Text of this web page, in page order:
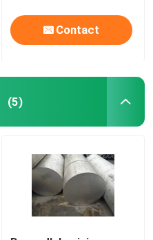
Contact
(5)